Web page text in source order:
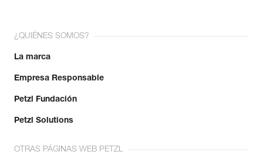
¿QUIÉNES SOMOS?
La marca
Empresa Responsable
Petzl Fundación
Petzl Solutions
OTRAS PÁGINAS WEB PETZL